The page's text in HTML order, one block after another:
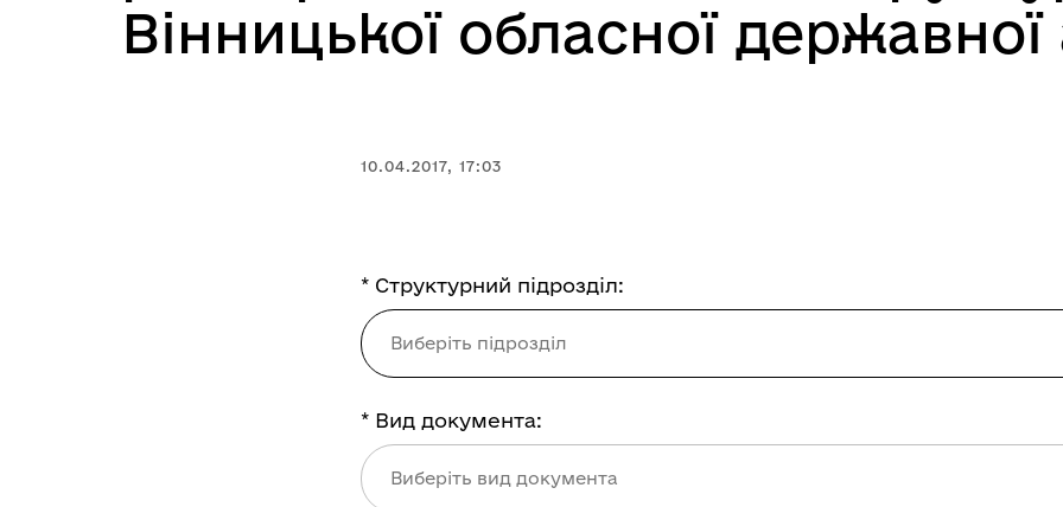
Вінницької обласної державної
10.04.2017, 17:03
* Структурний підрозділ:
* Структурний підрозділ:
Виберіть підрозділ
* Вид документа:
* Вид документа:
Виберіть вид документа